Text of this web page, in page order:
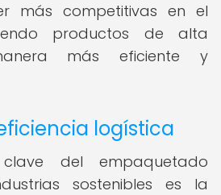
más competitivas en el
productos de alta
más eficiente y
logística
del empaquetado
sostenibles es la